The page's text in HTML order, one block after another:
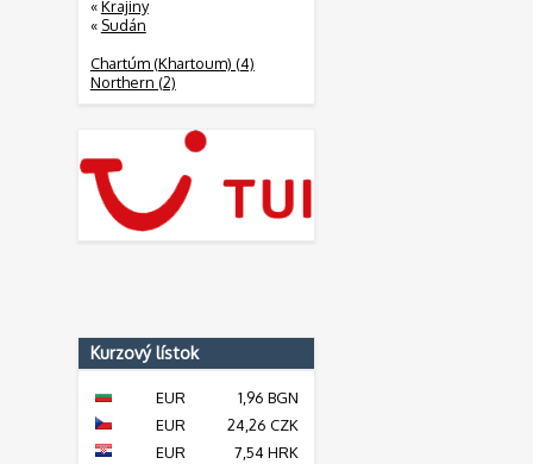
«Krajiny
« Sudán
Chartúm (Khartoum) (4)
Northern (2)
Kurzový lístok
EUR
1,96 BGN
EUR
24,26 CZK
EUR
7,54 HRK